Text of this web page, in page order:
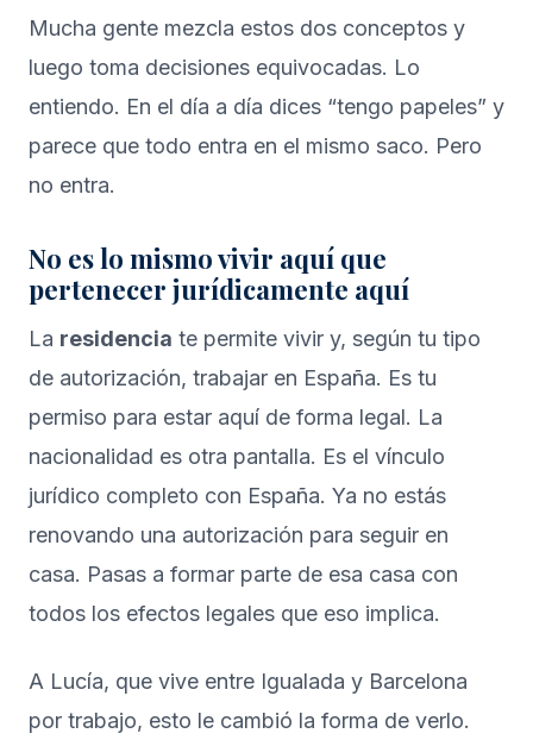
Mucha gente mezcla estos dos conceptos y
luego toma decisiones equivocadas. Lo
entiendo. En el día a día dices “tengo papeles” y
parece que todo entra en el mismo saco. Pero
no entra.
No es lo mismo vivir aquí que
pertenecer jurídicamente aquí
La residencia te permite vivir y, según tu tipo
de autorización, trabajar en España. Es tu
permiso para estar aquí de forma legal. La
nacionalidad es otra pantalla. Es el vínculo
jurídico completo con España. Ya no estás
renovando una autorización para seguir en
casa. Pasas a formar parte de esa casa con
todos los efectos legales que eso implica.
A Lucía, que vive entre Igualada y Barcelona
por trabajo, esto le cambió la forma de verlo.